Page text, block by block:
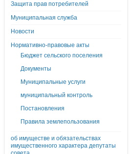
Защита прав потребителей
Муниципальная служба
Новости
Нормативно-правовые акты
Бюджет сельского поселения
Документы
Муниципальные услуги
муниципальный контроль
Постановления
Правила землепользования
об имуществе и обязательствах
имущественного характера депутаты